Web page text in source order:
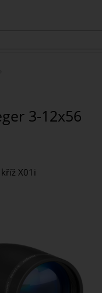
3-12x56
X01i